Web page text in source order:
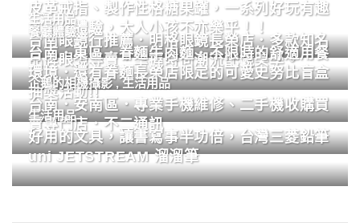
皮革戒指、製作性格糖果罐，一系列好玩有趣
的手作體驗，大人小孩不亦樂乎！！
生活用品
台南眼鏡行推薦．明格眼鏡長榮店．多款知名
品牌眼鏡專賣．掌握時尚潮流配鏡美學。
餐廳體驗
台南．東區．眷麵牛肉麵．不限時的舒適用餐
環境．還有眷麵長榮店限定的可愛史努比盲盒
抽獎活動!!
企鵝的相機攝影,生活用品
台南．安南區．專業手機維修、二手機收購買
賣專門店．不二通訊
生活用品
好用的文具，讓書寫事半功倍，台灣三菱鉛筆
uni JETSTREAM 溜溜筆